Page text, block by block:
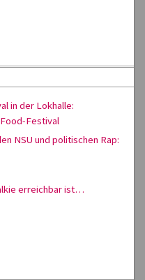
in der Lokhalle:
Festival
NSU und politischen Rap:
erreichbar ist…